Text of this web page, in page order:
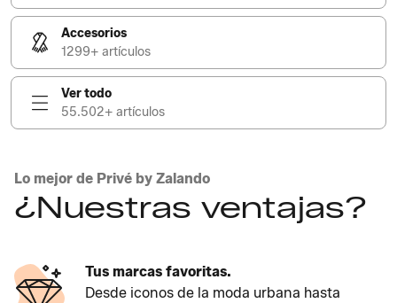
Accesorios
1299+ artículos
Ver todo
55.502+ artículos
Lo mejor de Privé by Zalando
¿Nuestras ventajas?
Tus marcas favoritas.
Desde iconos de la moda urbana hasta